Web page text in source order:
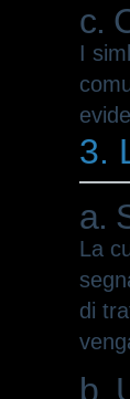
c.
I
3.
a.
La
di
b.